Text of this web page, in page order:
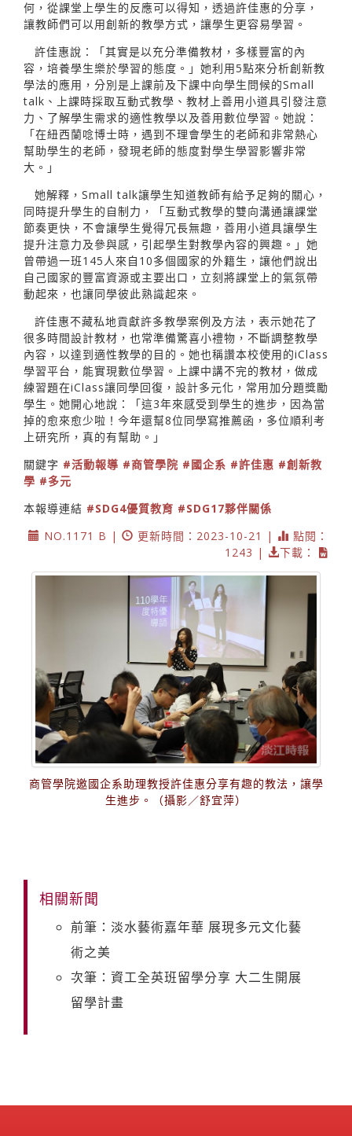
何，從課堂上學生的反應可以得知，透過許佳惠的分享，
讓教師們可以用創新的教學方式，讓學生更容易學習。
許佳惠說：「其實是以充分準備教材，多樣豐富的內
容，培養學生樂於學習的態度。」她利用5點來分析創新教
學法的應用，分別是上課前及下課中向學生問候的Small
talk、上課時採取互動式教學、教材上善用小道具引發注意
力、了解學生需求的適性教學以及善用數位學習。她說：
「在紐西蘭唸博士時，遇到不理會學生的老師和非常熱心
幫助學生的老師，發現老師的態度對學生學習影響非常
大。」
她解釋，Small talk讓學生知道教師有給予足夠的關心，
同時提升學生的自制力，「互動式教學的雙向溝通讓課堂
節奏更快，不會讓學生覺得冗長無趣，善用小道具讓學生
提升注意力及參與感，引起學生對教學內容的興趣。」她
曾帶過一班145人來自10多個國家的外籍生，讓他們說出
自己國家的豐富資源或主要出口，立刻將課堂上的氣氛帶
動起來，也讓同學彼此熟識起來。
許佳惠不藏私地貢獻許多教學案例及方法，表示她花了
很多時間設計教材，也常準備驚喜小禮物，不斷調整教學
內容，以達到適性教學的目的。她也稱讚本校使用的iClass
學習平台，能實現數位學習。上課中講不完的教材，做成
練習題在iClass讓同學回復，設計多元化，常用加分題獎勵
學生。她開心地說：「這3年來感受到學生的進步，因為當
掉的愈來愈少啦！今年還幫8位同學寫推薦函，多位順利考
上研究所，真的有幫助。」
關鍵字 #活動報導 #商管學院 #國企系 #許佳惠 #創新教
學 #多元
本報導連結 #SDG4優質教育 #SDG17夥伴關係
NO.1171 B |
更新時間：2023-10-21 |
點閱：
1243 |
下載：
商管學院邀國企系助理教授許佳惠分享有趣的教法，讓學
生進步。（攝影／舒宜萍）
相關新聞
前筆：淡水藝術嘉年華 展現多元文化藝
術之美
次筆：資工全英班留學分享 大二生開展
留學計畫